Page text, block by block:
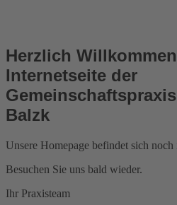
Herzlich
Internetseite der
Balzk
Unsere Homepage befindet sich
Besuchen Sie uns bald wieder.
Ihr Praxisteam